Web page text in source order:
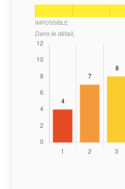
IMPOSSIBLE
Dans le détail,